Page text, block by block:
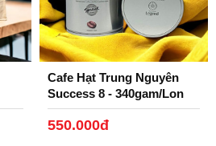
Cafe Hạt Trung Nguyên
Success 8 - 340gam/Lon
550.000đ